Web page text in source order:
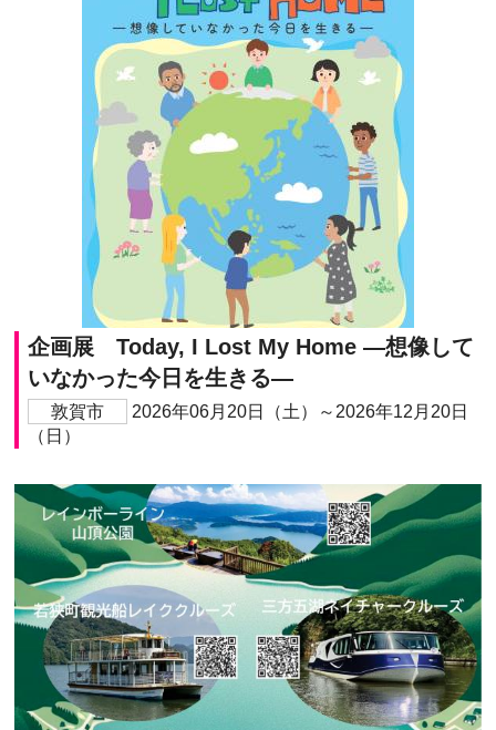
企画展 Today, I Lost My Home ―想像して
いなかった今日を生きる―
敦賀市
2026年06月20日（土）～2026年12月20日
（日）